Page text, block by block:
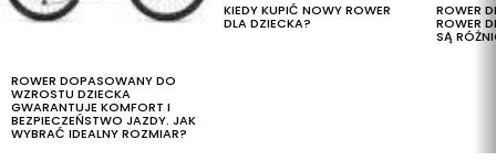
ROWER DOPASOWANY DO
WZROSTU DZIECKA
GWARANTUJE KOMFORT I
BEZPIECZEŃSTWO JAZDY. JAK
WYBRAĆ IDEALNY ROZMIAR?
KIEDY KUPIĆ NOWY ROWER
DLA DZIECKA?
ROWER
ROWER
SĄ